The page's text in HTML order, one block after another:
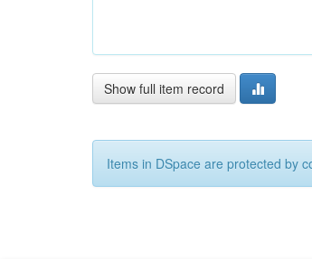
Show full item record
Items in DSpace are protected by